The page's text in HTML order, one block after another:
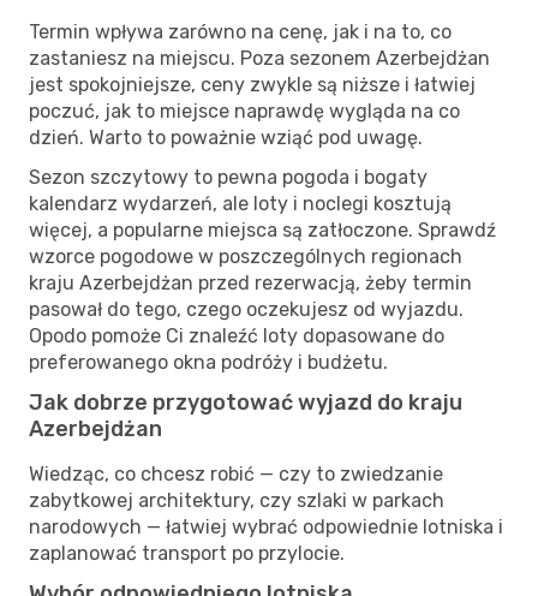
Termin wpływa zarówno na cenę, jak i na to, co
zastaniesz na miejscu. Poza sezonem Azerbejdżan
jest spokojniejsze, ceny zwykle są niższe i łatwiej
poczuć, jak to miejsce naprawdę wygląda na co
dzień. Warto to poważnie wziąć pod uwagę.
Sezon szczytowy to pewna pogoda i bogaty
kalendarz wydarzeń, ale loty i noclegi kosztują
więcej, a popularne miejsca są zatłoczone. Sprawdź
wzorce pogodowe w poszczególnych regionach
kraju Azerbejdżan przed rezerwacją, żeby termin
pasował do tego, czego oczekujesz od wyjazdu.
Opodo pomoże Ci znaleźć loty dopasowane do
preferowanego okna podróży i budżetu.
Jak dobrze przygotować wyjazd do kraju
Azerbejdżan
Wiedząc, co chcesz robić — czy to zwiedzanie
zabytkowej architektury, czy szlaki w parkach
narodowych — łatwiej wybrać odpowiednie lotniska i
zaplanować transport po przylocie.